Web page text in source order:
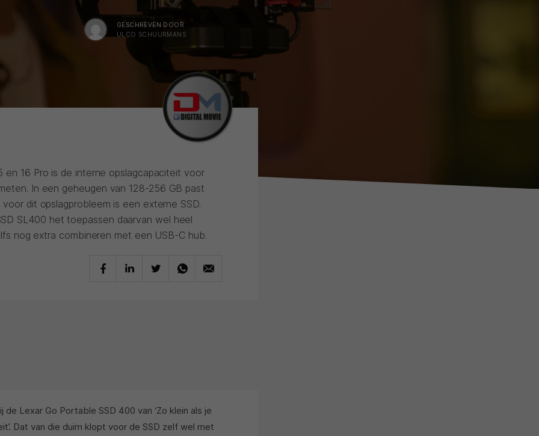
GESCHREVEN DOOR
ULCO SCHUURMANS
en 16 Pro is de interne opslagcapaciteit voor
In een geheugen van 128-256 GB past
dit opslagprobleem is een externe SSD.
SL400 het toepassen daarvan wel heel
nog extra combineren met een USB-C hub.
Lexar Go Portable SSD 400 van ‘Zo klein als je
Dat van die duim klopt voor de SSD zelf wel met